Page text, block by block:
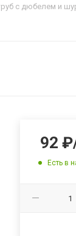
с дюбелем и
92 ₽
Есть в